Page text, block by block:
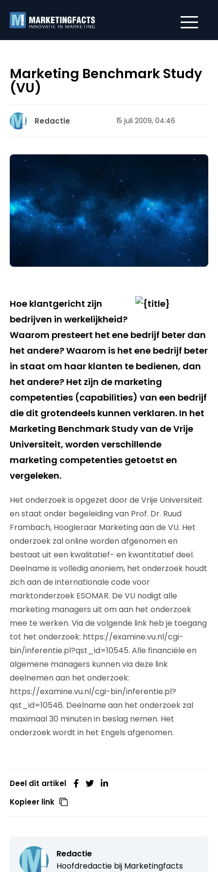
Marketing Benchmark Study
(VU)
Redactie 15 juli 2009, 04:46
Hoe klantgericht zijn
bedrijven in werkelijkheid?
Waarom presteert het ene bedrijf beter dan
het andere? Waarom is het ene bedrijf beter
in staat om haar klanten te bedienen, dan
het andere? Het zijn de marketing
competenties (capabilities) van een bedrijf
die dit grotendeels kunnen verklaren. In het
Marketing Benchmark Study van de Vrije
Universiteit, worden verschillende
marketing competenties getoetst en
vergeleken.
Het onderzoek is opgezet door de Vrije Universiteit
en staat onder begeleiding van Prof. Dr. Ruud
Frambach, Hoogleraar Marketing aan de VU. Het
onderzoek zal online worden afgenomen en
bestaat uit een kwalitatief- en kwantitatief deel.
Deelname is volledig anoniem, het onderzoek houdt
zich aan de internationale code voor
marktonderzoek ESOMAR. De VU nodigt alle
marketing managers uit om aan het onderzoek
mee te werken. Via de volgende link heb je toegang
tot het onderzoek: https://examine.vu.nl/cgi-
bin/inferentie.pl?qst_id=10545. Alle financiële en
algemene managers kunnen via deze link
deelnemen aan het onderzoek:
https://examine.vu.nl/cgi-bin/inferentie.pl?
qst_id=10546. Deelname aan het onderzoek zal
maximaal 30 minuten in beslag nemen. Het
onderzoek wordt in het Engels afgenomen.
Deel dit artikel
Kopieer link
Redactie
Hoofdredactie bij Marketingfacts